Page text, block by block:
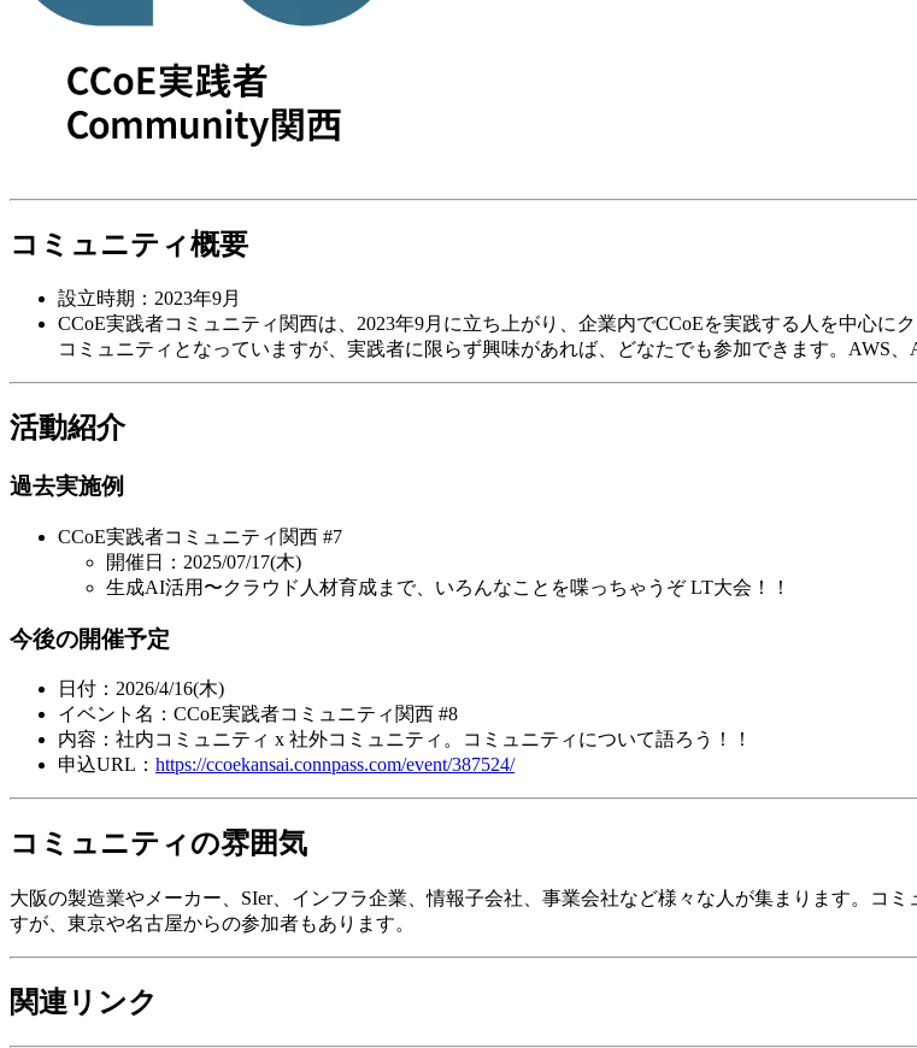
コミュニティ概要
設立時期：2023年9月
CCoE実践者コミュニティ関西は、2023年9月に立ち上がり、企業内でCCoEを実践する人を中心
コミュニティとなっていますが、実践者に限らず興味があれば、どなたでも参加できます。AWS、
活動紹介
過去実施例
CCoE実践者コミュニティ関西 #7
開催日：2025/07/17(木)
生成AI活用〜クラウド人材育成まで、いろんなことを喋っちゃうぞ LT大会！！
今後の開催予定
日付：2026/4/16(木)
イベント名：CCoE実践者コミュニティ関西 #8
内容：社内コミュニティ x 社外コミュニティ。コミュニティについて語ろう！！
申込URL： https://ccoekansai.connpass.com/event/387524/
コミュニティの雰囲気
大阪の製造業やメーカー、SIer、インフラ企業、情報子会社、事業会社など様々な人が集まります。コ
すが、東京や名古屋からの参加者もあります。
関連リンク